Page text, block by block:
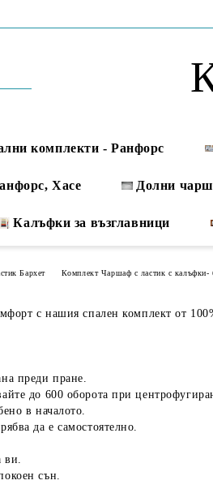
комплекти - Ранфорс
Хасе Долни
Калъфки за възглавници
Бархет Комплект Чаршаф с ластик с калъфки-
с нашия спален комплект от
преди пране.
до 600 оборота при
в началото.
да е самостоятелно.
ви.
сън.